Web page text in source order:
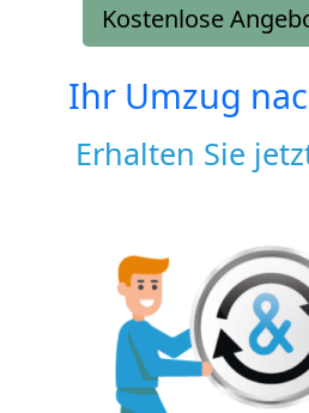
Kostenlose
Ihr Umzug
Erhalten Sie